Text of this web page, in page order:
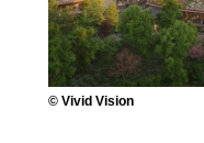
© Vivid Vision